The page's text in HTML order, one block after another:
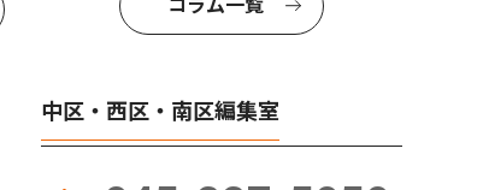
コラム一覧
中区・西区・南区編集室